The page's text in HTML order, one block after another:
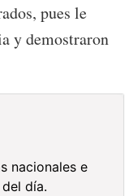
pues le
y demostraron
nacionales e
día.